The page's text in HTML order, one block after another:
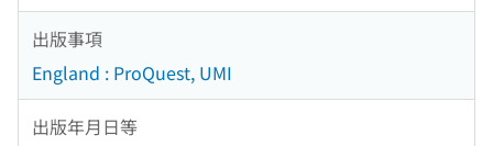
出版事項
England : ProQuest, UMI
出版年月日等